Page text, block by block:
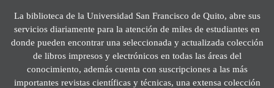
La biblioteca de la Universidad San Francisco de Quito, abre sus
servicios diariamente para la atención de miles de estudiantes en
donde pueden encontrar una seleccionada y actualizada colección
de libros impresos y electrónicos en todas las áreas del
conocimiento, además cuenta con suscripciones a las más
importantes revistas científicas y técnicas, una extensa colección